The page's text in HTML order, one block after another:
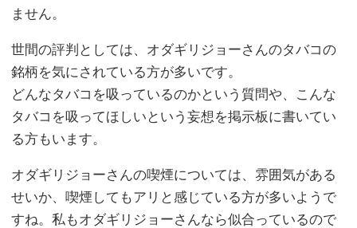
ません。
世間の評判としては、オダギリジョーさんのタバコの
銘柄を気にされている方が多いです。
どんなタバコを吸っているのかという質問や、こんな
タバコを吸ってほしいという妄想を掲示板に書いてい
る方もいます。
オダギリジョーさんの喫煙については、雰囲気がある
せいか、喫煙してもアリと感じている方が多いようで
すね。私もオダギリジョーさんなら似合っているので